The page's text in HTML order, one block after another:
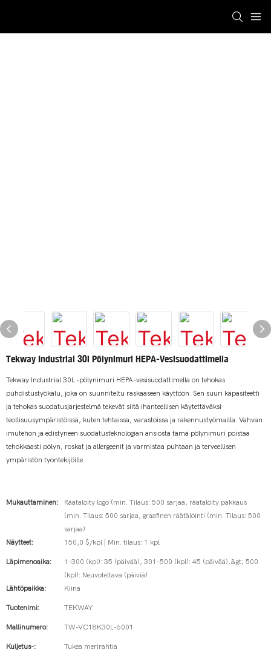
Tekway Industrial 30l Pölynimuri HEPA-Vesisuodattimella
Tekway Industrial 30L -pölynimuri HEPA-vesisuodattimella on tehokas
puhdistustyökalu, joka on suunniteltu raskaaseen käyttöön. Sen suuri kapasiteetti
ja tehokas suodatusjärjestelmä tekevät siitä ihanteellisen käytettäväksi
teollisuusympäristöissä, kuten tehtaissa, varastoissa ja rakennustyömailla. Vahvan
imutehon ja edistyneen suodatusteknologian ansiosta tämä pölynimuri poistaa
tehokkaasti pölyn, roskat ja allergeenit ja varmistaa puhtaan ja terveellisen
ympäristön työntekijöille.
Mukauttaminen:
Räätälöity logo (min. Tilaus: 500 sarjaa, räätälöity pakkaus
(min. Tilaus: 500 sarjaa, graafinen räätälöinti (min. Tilaus: 500
sarjaa)
Näytteet:
150,0 $/kpl | Min. tilaus: 1 kpl
Läpimenoaika:
1-300 (kpl): 35 (päivää), 301-500 (kpl): 45 (päivää),&gt; 500
(kpl): Neuvoteltava (päiviä)
Lähtöpaikka:
Kiina
Tuotenimi: TEKWAY
Mallinumero: TW-VC18K30L-6001
Kuljetus-: Tukea merirahtia